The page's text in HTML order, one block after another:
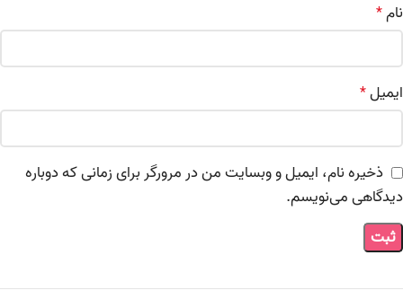
نام*
ایمیل*
ذخیره نام، ایمیل و وبسایت من در مرورگر برای زمانی که دوباره
دیدگاهی می‌نویسم.